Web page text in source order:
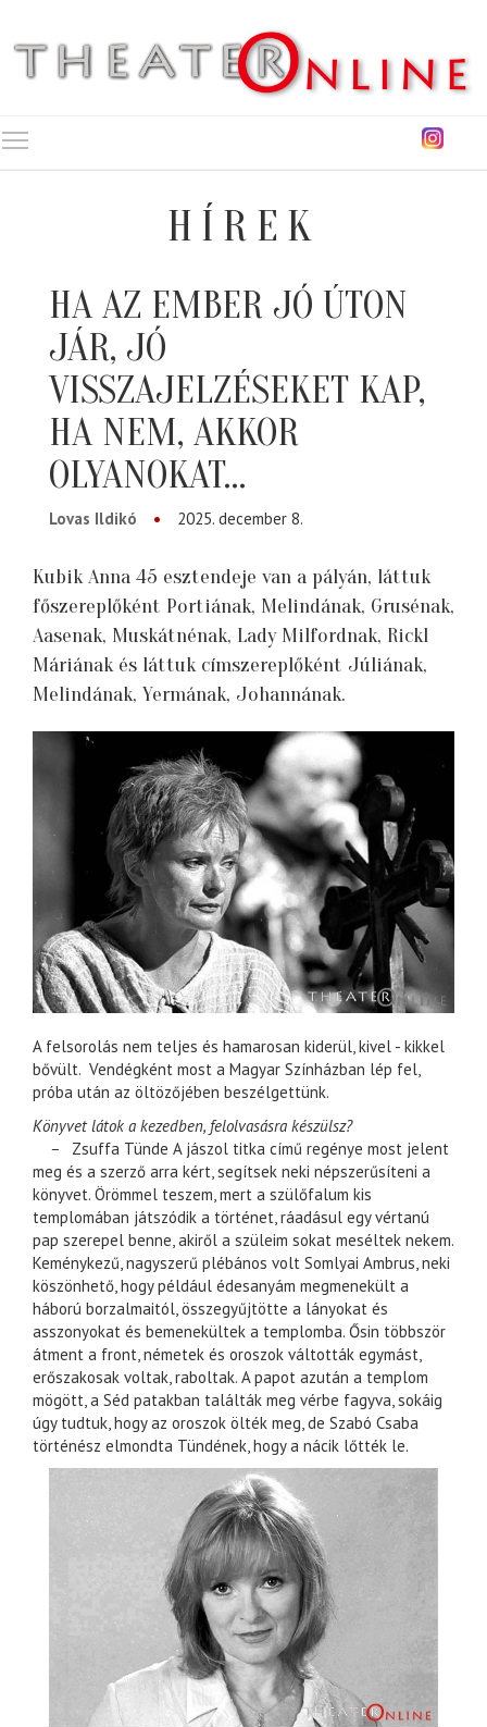
HÍREK
HA AZ EMBER JÓ ÚTON
JÁR, JÓ
VISSZAJELZÉSEKET KAP,
HA NEM, AKKOR
OLYANOKAT…
Lovas Ildikó 2025. december 8.
Kubik Anna 45 esztendeje van a pályán, láttuk
főszereplőként Portiának, Melindának, Grusénak,
Aasenak, Muskátnénak, Lady Milfordnak, Rickl
Máriának és láttuk címszereplőként Júliának,
Melindának, Yermának, Johannának.
A felsorolás nem teljes és hamarosan kiderül, kivel - kikkel
bővült. Vendégként most a Magyar Színházban lép fel,
próba után az öltözőjében beszélgettünk.
Könyvet látok a kezedben, felolvasásra készülsz?
– Zsuffa Tünde A jászol titka című regénye most jelent
meg és a szerző arra kért, segítsek neki népszerűsíteni a
könyvet. Örömmel teszem, mert a szülőfalum kis
templomában játszódik a történet, ráadásul egy vértanú
pap szerepel benne, akiről a szüleim sokat meséltek nekem.
Keménykezű, nagyszerű plébános volt Somlyai Ambrus, neki
köszönhető, hogy például édesanyám megmenekült a
háború borzalmaitól, összegyűjtötte a lányokat és
asszonyokat és bemenekültek a templomba. Ősin többször
átment a front, németek és oroszok váltották egymást,
erőszakosak voltak, raboltak. A papot azután a templom
mögött, a Séd patakban találták meg vérbe fagyva, sokáig
úgy tudtuk, hogy az oroszok ölték meg, de Szabó Csaba
történész elmondta Tündének, hogy a nácik lőtték le.